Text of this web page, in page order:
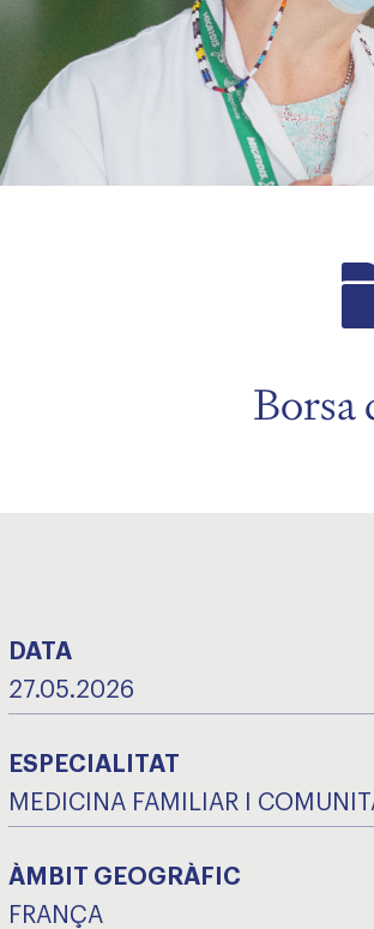
Borsa
DATA
27.05.2026
ESPECIALITAT
MEDICINA FAMILIAR I
ÀMBIT GEOGRÀFIC
FRANÇA